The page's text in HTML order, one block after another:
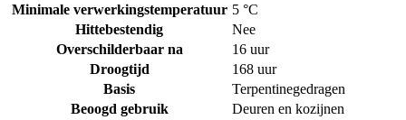
Minimale verwerkingstemperatuur 5 °C
Hittebestendig
Nee
Overschilderbaar na
16 uur
Droogtijd
168 uur
Basis
Terpentinegedragen
Beoogd gebruik
Deuren en kozijnen